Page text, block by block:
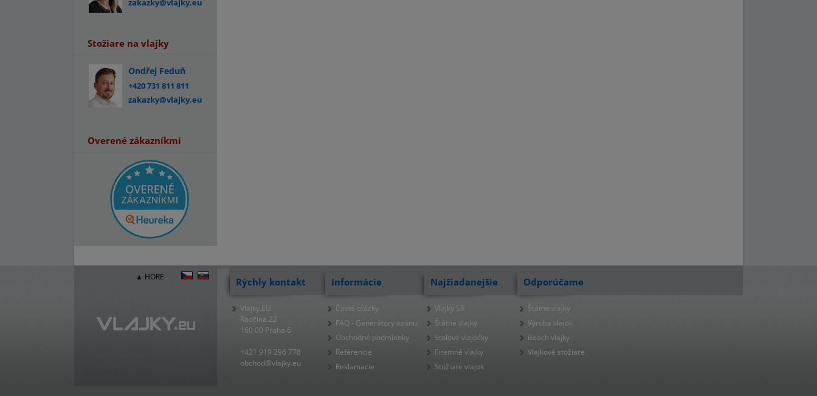
zakazky@vlajky.eu
Stožiare na vlajky
Ondřej Feduň
+420 731 811 811
zakazky@vlajky.eu
Overené zákazníkmi
▲ HORE Rýchly kontakt
Vlajky.EU
Radčina 22
160 00 Praha 6
+421 919 296 778
obchod@vlajky.eu
Informácie
Časté otázky
FAQ - Generátory ozónu
Obchodné podmienky
Referencie
Reklamacie
Najžiadanejšie
Vlajky SR
Štátne vlajky
Stolové vlajočky
Firemné vlajky
Stožiare vlajok
Odporúčame
Štátne vlajky
Výroba vlajok
Beach vlajky
Vlajkové stožiare